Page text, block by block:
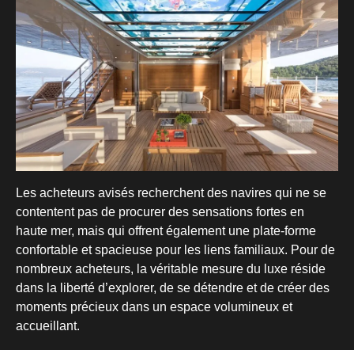
Les acheteurs avisés recherchent des navires qui ne se
contentent pas de procurer des sensations fortes en
haute mer, mais qui offrent également une plate-forme
confortable et spacieuse pour les liens familiaux. Pour de
nombreux acheteurs, la véritable mesure du luxe réside
dans la liberté d’explorer, de se détendre et de créer des
moments précieux dans un espace volumineux et
accueillant.